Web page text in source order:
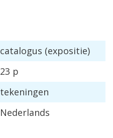
catalogus (expositie)
23 p
tekeningen
Nederlands